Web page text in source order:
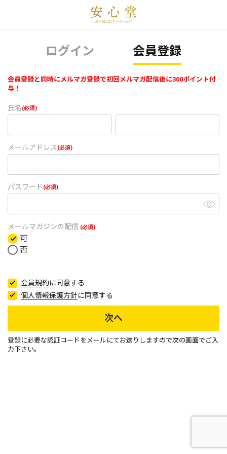
ログイン 会員登録
会員登録と同時にメルマガ登録で初回メルマガ配信後に300ポイント付
与！
氏名(必須)
メールアドレス (必須)
パスワード (必須)
メールマガジンの配信 (必須)
可
否
会員規約に同意する
個人情報保護方針に同意する
次へ
登録に必要な認証コードをメールにてお送りしますので次の画面でご入
力下さい。